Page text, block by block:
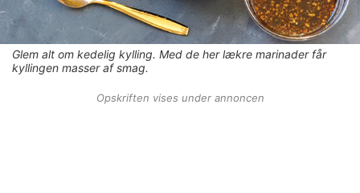
Glem alt om kedelig kylling. Med de her lækre marinader får
kyllingen masser af smag.
Opskriften vises under annoncen